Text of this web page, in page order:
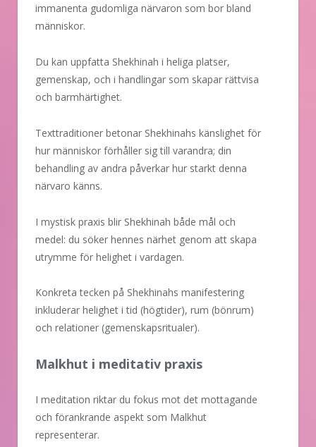
immanenta gudomliga närvaron som bor bland
människor.
Du kan uppfatta Shekhinah i heliga platser,
gemenskap, och i handlingar som skapar rättvisa
och barmhärtighet.
Texttraditioner betonar Shekhinahs känslighet för
hur människor förhåller sig till varandra; din
behandling av andra påverkar hur starkt denna
närvaro känns.
I mystisk praxis blir Shekhinah både mål och
medel: du söker hennes närhet genom att skapa
utrymme för helighet i vardagen.
Konkreta tecken på Shekhinahs manifestering
inkluderar helighet i tid (högtider), rum (bönrum)
och relationer (gemenskapsritualer).
Malkhut i meditativ praxis
I meditation riktar du fokus mot det mottagande
och förankrande aspekt som Malkhut
representerar.